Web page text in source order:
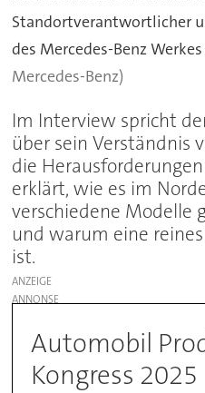
Standortverantwortlicher
des Mercedes-Benz
Mercedes-Benz)
Im Interview spricht
über sein Verständnis
die
erklärt, wie es im
verschiedene Modelle
und warum eine
ist.
ANZEIGE
Automobil
Kongress 2025